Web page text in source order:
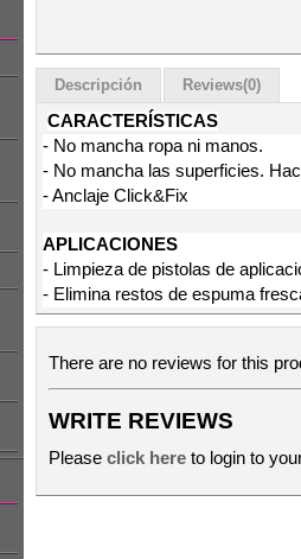
Descripción Reviews(0)
CARACTERÍSTICAS
- No mancha ropa ni manos.
- No mancha las superficies.
- Anclaje Click&Fix
APLICACIONES
- Limpieza de pistolas de
- Elimina restos de espuma
There are no reviews for this
WRITE REVIEWS
Please click here to login to